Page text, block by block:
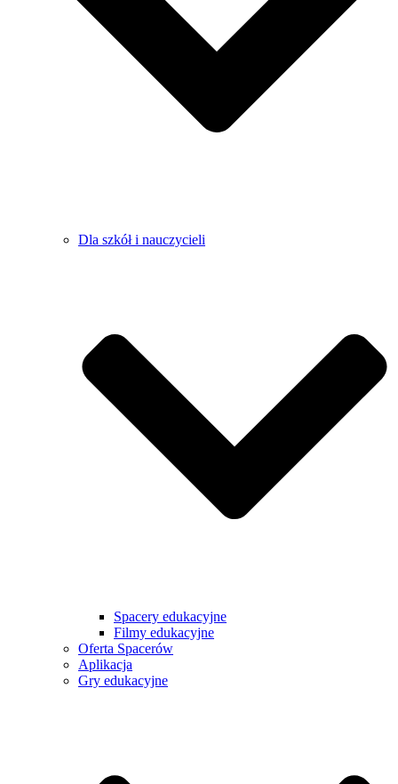
Dla szkół i nauczycieli
Spacery edukacyjne
Filmy edukacyjne
Oferta Spacerów
Aplikacja
Gry edukacyjne